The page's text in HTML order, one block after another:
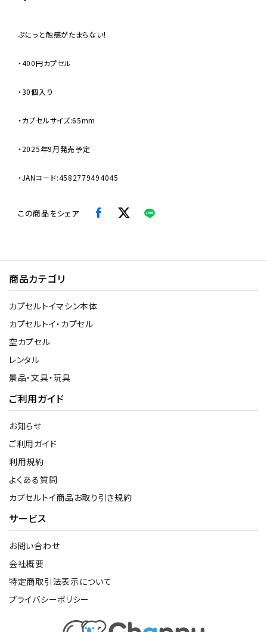
ぷにっと触感がたまらない！
・400円カプセル
・30個入り
・カプセルサイズ:65mm
・2025年9月発売予定
・JANコード:4582779494045
この商品をシェア
商品カテゴリ
カプセルトイマシン本体
カプセルトイ・カプセル
空カプセル
レンタル
景品・文具・玩具
ご利用ガイド
お知らせ
ご利用ガイド
利用規約
よくある質問
カプセルトイ商品お取り引き規約
サービス
お問い合わせ
会社概要
特定商取引法表示について
プライバシーポリシー